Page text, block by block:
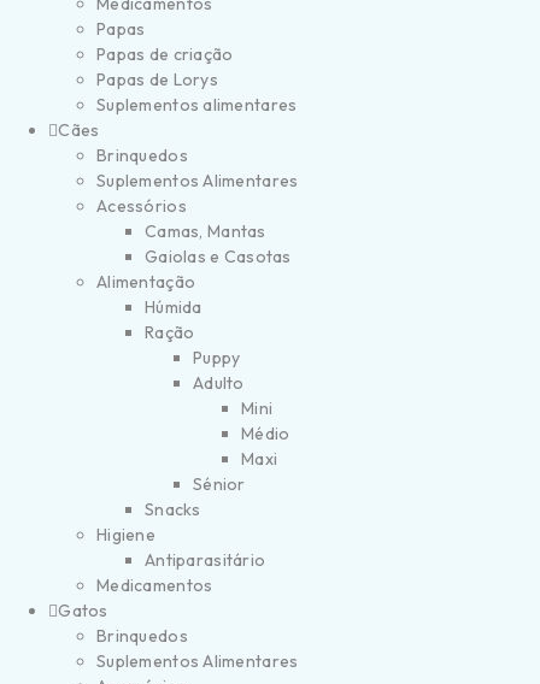
Papas
Papas de criação
Papas de Lorys
Suplementos alimentares
Cães
Brinquedos
Suplementos Alimentares
Acessórios
Camas, Mantas
Gaiolas e Casotas
Alimentação
Húmida
Ração
Puppy
Adulto
Mini
Médio
Maxi
Sénior
Snacks
Higiene
Antiparasitário
Medicamentos
Gatos
Brinquedos
Suplementos Alimentares